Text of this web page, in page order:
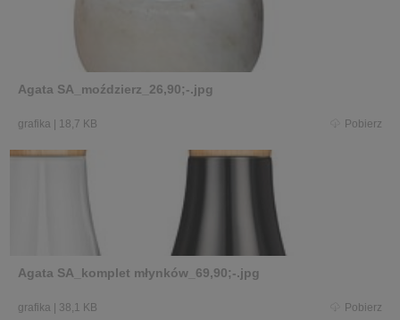
Agata SA_moździerz_26,90;-.jpg
grafika 18,7 KB Pobierz
Agata SA_komplet młynków_69,90;-.jpg
grafika 38,1 KB Pobierz